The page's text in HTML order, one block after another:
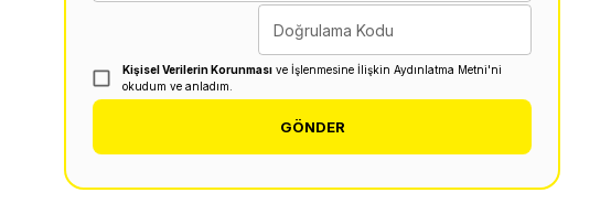
Doğrulama Kodu
Kişisel Verilerin Korunması ve İşlenmesine İlişkin Aydınlatma Metni'ni
okudum ve anladım.
GÖNDER